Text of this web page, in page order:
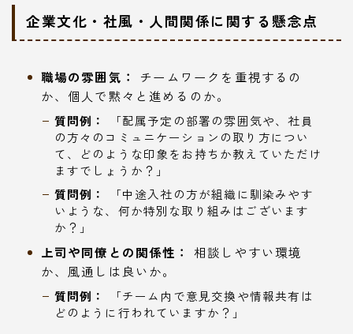
企業文化・社風・人間関係に関する懸念点
職場の雰囲気：
チームワークを重視するの
か、個人で黙々と進めるのか。
質問例：
「配属予定の部署の雰囲気や、社員
の方々のコミュニケーションの取り方につい
て、どのような印象をお持ちか教えていただけ
ますでしょうか？」
質問例：
「中途入社の方が組織に馴染みやす
いような、何か特別な取り組みはございます
か？」
上司や同僚との関係性：
相談しやすい環境
か、風通しは良いか。
質問例：
「チーム内で意見交換や情報共有は
どのように行われていますか？」